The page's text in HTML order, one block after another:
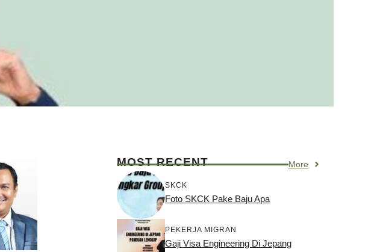
MOST RECENT More
SKCK
Foto SKCK Pake Baju Apa
PEKERJA MIGRAN
Gaji Visa Engineering Di Jepang